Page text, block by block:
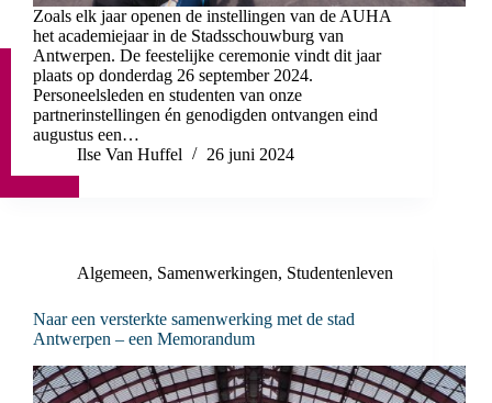
Zoals elk jaar openen de instellingen van de AUHA
het academiejaar in de Stadsschouwburg van
Antwerpen. De feestelijke ceremonie vindt dit jaar
plaats op donderdag 26 september 2024.
Personeelsleden en studenten van onze
partnerinstellingen én genodigden ontvangen eind
augustus een…
Ilse Van Huffel
26 juni 2024
Algemeen, Samenwerkingen, Studentenleven
Naar een versterkte samenwerking met de stad
Antwerpen – een Memorandum